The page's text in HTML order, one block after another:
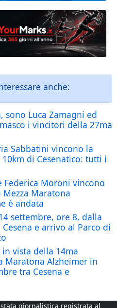
anche:
sono Luca Zamagni ed
i vincitori della 27ma
Sabbatini vincono la
di Cesenatico: tutti i
Federica Moroni vincono
Maratona
è andata
settembre, ore 8, dalla
e arrivo al Parco di
vista della 14ma
Maratona Alzheimer in
tra Cesena e
giornalistica registrata al